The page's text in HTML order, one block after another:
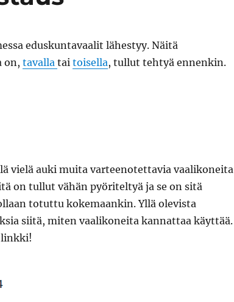
eduskuntavaalit lähestyy. Näitä
on, tavalla tai toisella, tullut tehtyä ennenkin.
vielä auki muita varteenotettavia vaalikoneita
on tullut vähän pyöriteltyä ja se on sitä
totuttu kokemaankin. Yllä olevista
siitä, miten vaalikoneita kannattaa käyttää.
linkki!